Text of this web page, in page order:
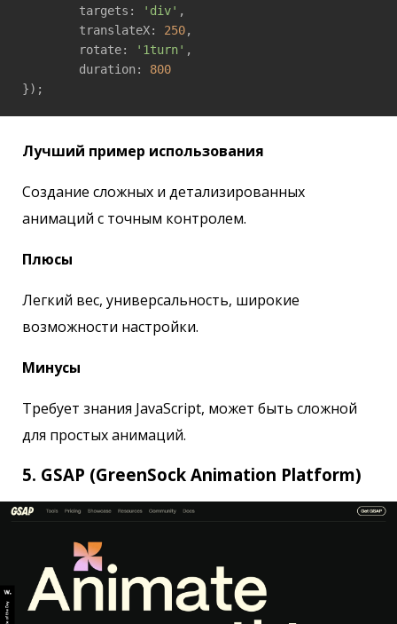
	targets:
'div' ,
	translateX:
250,
	rotate:
'1turn' ,
	duration:
800
});
Лучший пример использования
Создание сложных и детализированных
анимаций с точным контролем.
Плюсы
Легкий вес, универсальность, широкие
возможности настройки.
Минусы
Требует знания JavaScript, может быть сложной
для простых анимаций.
5. GSAP (GreenSock Animation Platform)